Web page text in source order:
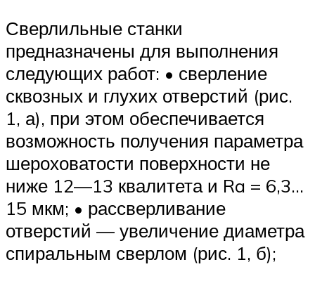
Сверлильные станки
предназначены для выполнения
следующих работ: • сверление
сквозных и глухих отверстий (рис.
1, а), при этом обеспечивается
возможность получения параметра
шероховатости поверхности не
ниже 12—13 квалитета и Ra = 6,3…
15 мкм; • рассверливание
отверстий — увеличение диаметра
спиральным сверлом (рис. 1, б);